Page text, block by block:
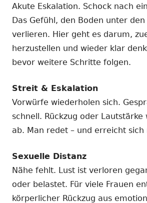
Akute Eskalation. Schock nach
Das Gefühl, den Boden unter den
verlieren. Hier geht es darum,
herzustellen und wieder klar
bevor weitere Schritte folgen.
Streit & Eskalation
Vorwürfe wiederholen sich.
schnell. Rückzug oder Lautstärke
ab. Man redet – und erreicht sich
Sexuelle Distanz
Nähe fehlt. Lust ist verloren
oder belastet. Für viele Frauen
körperlicher Rückzug aus